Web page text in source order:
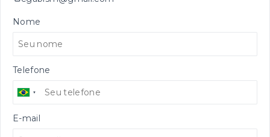
Nome
Telefone
E-mail